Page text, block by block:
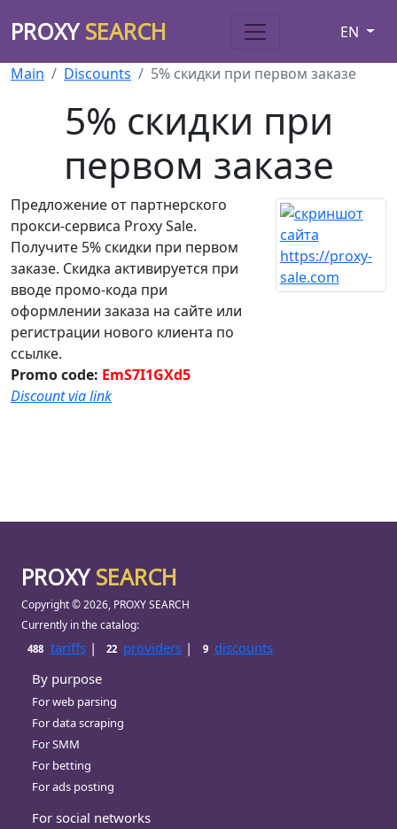
PROXYSEARCH EN
Main Discounts 5% скидки при первом заказе
5% скидки при
первом заказе
Предложение от партнерского
прокси-сервиса Proxy Sale.
Получите 5% скидки при первом
заказе. Скидка активируется при
вводе промо-кода при
оформлении заказа на сайте или
регистрации нового клиента по
ссылке.
Promo code: EmS7I1GXd5
Discount via link
PROXYSEARCH
Copyright © 2026, PROXY SEARCH
Currently in the catalog:
488 tariffs| 22 providers | 9 discounts
By purpose
For web parsing
For data scraping
For SMM
For betting
For ads posting
For social networks